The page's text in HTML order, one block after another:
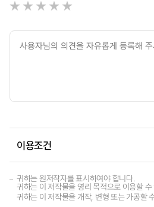
이용조건
귀하는 원저작자를 표시하여야 합니다.
귀하는 이 저작물을 영리 목적으로 이용할
귀하는 이 저작물을 개작, 변형 또는 가공할